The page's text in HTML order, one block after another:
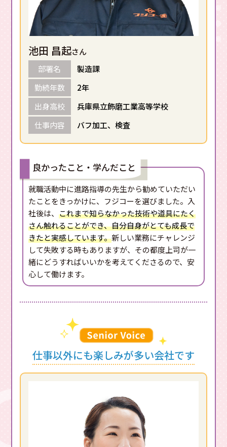
池田 昌起さん
部署名
製造課
勤続年数
2年
出身高校
兵庫県立飾磨工業高等学校
仕事内容
バフ加工、検査
良かったこと・学んだこと
就職活動中に進路指導の先生から勧めていただい
たことをきっかけに、フジコーを選びました。入
社後は、これまで知らなかった技術や道具にたく
さん触れることができ、自分自身がとても成長で
きたと実感しています。新しい業務にチャレンジ
して失敗する時もありますが、その都度上司が一
緒にどうすればいいかを考えてくださるので、安
心して働けます。
仕事以外にも楽しみが多い会社です